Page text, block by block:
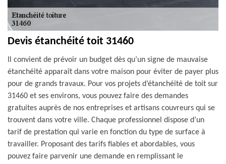
Devis étanchéité toit 31460
Il convient de prévoir un budget dès qu’un signe de mauvaise
étanchéité apparaît dans votre maison pour éviter de payer plus
pour de grands travaux. Pour vos projets d’étanchéité de toit sur
31460 et ses environs, vous pouvez faire des demandes
gratuites auprès de nos entreprises et artisans couvreurs qui se
trouvent dans votre ville. Chaque professionnel dispose d’un
tarif de prestation qui varie en fonction du type de surface à
travailler. Proposant des tarifs fiables et abordables, vous
pouvez faire parvenir une demande en remplissant le